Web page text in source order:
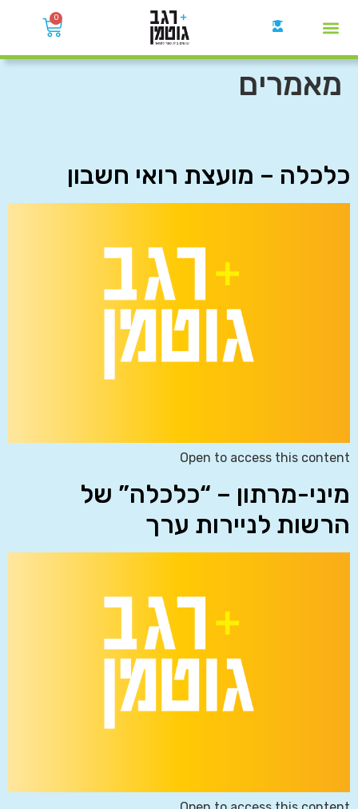
0
מאמרים
כלכלה – מועצת רואי חשבון
Open to access this content
מיני-מרתון – “כלכלה” של
הרשות לניירות ערך